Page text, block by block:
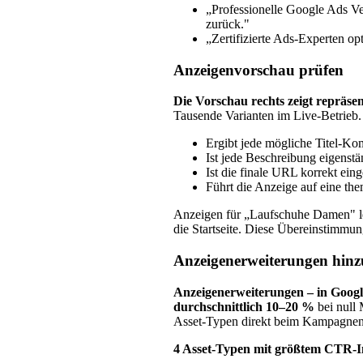
„Professionelle Google Ads
zurück."
„Zertifizierte Ads-Experten
Anzeigenvorschau prüfen
Die Vorschau rechts zeigt
Tausende Varianten im Live-
Ergibt jede mögliche Titel-
Ist jede Beschreibung
Ist die finale URL korrekt
Führt die Anzeige auf eine
Anzeigen für „Laufschuhe Damen"
die Startseite. Diese
Anzeigenerweiterungen
Anzeigenerweiterungen – in
durchschnittlich 10–20 % bei null
Asset-Typen direkt beim
4 Asset-Typen mit größtem CTR-